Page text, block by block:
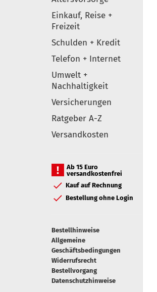
Einkauf, Reise +
Freizeit
Schulden + Kredit
Telefon + Internet
Umwelt +
Nachhaltigkeit
Versicherungen
Ratgeber A-Z
Versandkosten
Ab 15 Euro
versandkostenfrei
Kauf auf Rechnung
Bestellung ohne Login
Bestellhinweise
Allgemeine
Geschäftsbedingungen
Widerrufsrecht
Bestellvorgang
Datenschutzhinweise